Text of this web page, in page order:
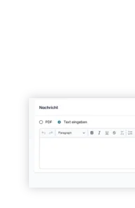
Show larger version